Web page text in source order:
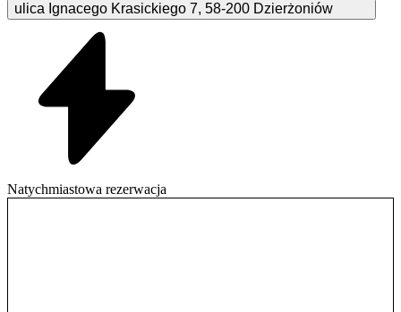
ulica Ignacego Krasickiego 7, 58-200 Dzierżoniów
Natychmiastowa rezerwacja